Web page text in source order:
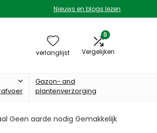
Nieuws en blogs lezen
verlanglijst
0
Vergelijken
Gazon- and
plantenverzorging
Geen aarde nodig Gemakkelijk